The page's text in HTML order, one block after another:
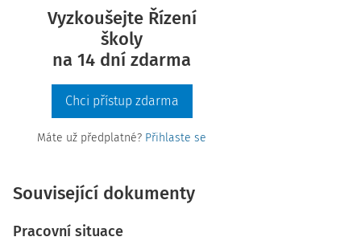
Vyzkoušejte Řízení
školy
na 14 dní zdarma
Chci přístup zdarma
Máte už předplatné? Přihlaste se
Související dokumenty
Pracovní situace